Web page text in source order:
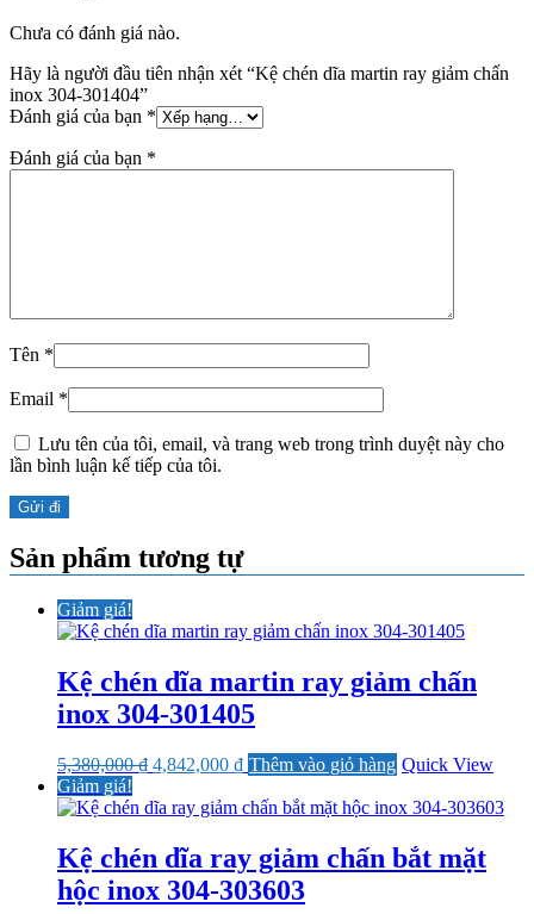
Chưa có đánh giá nào.
Hãy là người đầu tiên nhận xét “Kệ chén dĩa martin ray giảm chấn
inox 304-301404”
Đánh giá của bạn *
Đánh giá của bạn *
Tên *
Email *
Lưu tên của tôi, email, và trang web trong trình duyệt này cho
lần bình luận kế tiếp của tôi.
Sản phẩm tương tự
Giảm giá!
Kệ chén dĩa martin ray giảm chấn
inox 304-301405
5,380,000₫ Giá
là:
4,842,000 ₫Giá
tại
4,842,000 ₫.
Thêm vào giỏ hàng Quick View
Giảm giá!
Kệ chén dĩa ray giảm chấn bắt mặt
hộc inox 304-303603